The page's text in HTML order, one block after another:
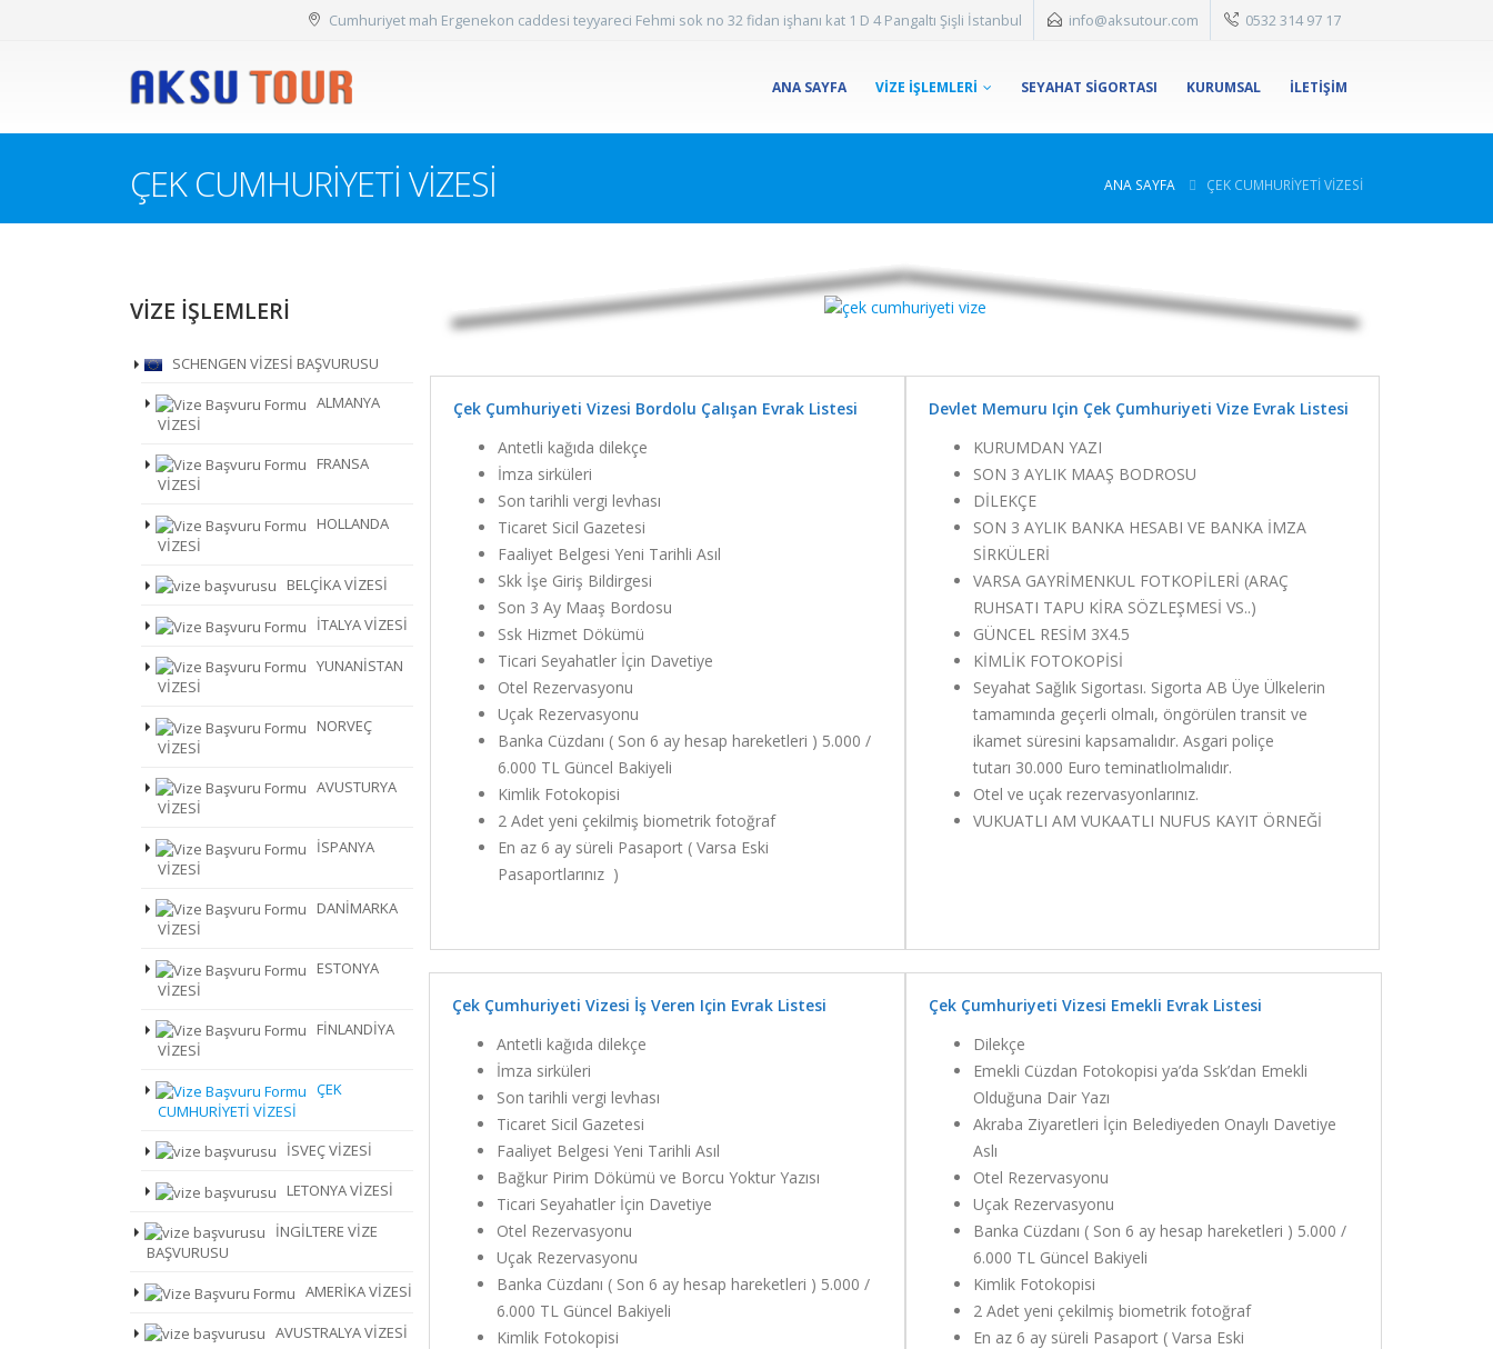
Cumhuriyet mah Ergenekon caddesi teyyareci Fehmi sok no 32 fidan işhanı kat 1 D 4 Pangaltı Şişli İstanbul info@aksutour.com 0532 314 97 17
ANA SAYFA VİZE İŞLEMLERİ SEYAHAT SİGORTASI KURUMSAL İLETİŞİM
ÇEK CUMHURİYETİ VİZESİ ANA SAYFA ÇEK CUMHURİYETİ VİZESİ
Çek Çumhuriyeti Vizesi Bordolu Çalışan Evrak Listesi
Antetli kağıda dilekçe
İmza sirküleri
Son tarihli vergi levhası
Ticaret Sicil Gazetesi
Faaliyet Belgesi Yeni Tarihli Asıl
Skk İşe Giriş Bildirgesi
Son 3 Ay Maaş Bordosu
Ssk Hizmet Dökümü
Ticari Seyahatler İçin Davetiye
Otel Rezervasyonu
Uçak Rezervasyonu
Banka Cüzdanı ( Son 6 ay hesap hareketleri ) 5.000 /
6.000 TL Güncel Bakiyeli
Kimlik Fotokopisi
2 Adet yeni çekilmiş biometrik fotoğraf
En az 6 ay süreli Pasaport ( Varsa Eski
Pasaportlarınız )
Devlet Memuru Için Çek Çumhuriyeti Vize Evrak Listesi
KURUMDAN YAZI
SON 3 AYLIK MAAŞ BODROSU
DİLEKÇE
SON 3 AYLIK BANKA HESABI VE BANKA İMZA
SİRKÜLERİ
VARSA GAYRİMENKUL FOTKOPİLERİ (ARAÇ
RUHSATI TAPU KİRA SÖZLEŞMESİ VS..)
GÜNCEL RESİM 3X4.5
KİMLİK FOTOKOPİSİ
Seyahat Sağlık Sigortası. Sigorta AB Üye Ülkelerin
tamamında geçerli olmalı, öngörülen transit ve
ikamet süresini kapsamalıdır. Asgari poliçe
tutarı 30.000 Euro teminatlıolmalıdır.
Otel ve uçak rezervasyonlarınız.
VUKUATLI AM VUKAATLI NUFUS KAYIT ÖRNEĞİ
Çek Çumhuriyeti Vizesi İş Veren Için Evrak Listesi
Antetli kağıda dilekçe
İmza sirküleri
Son tarihli vergi levhası
Ticaret Sicil Gazetesi
Faaliyet Belgesi Yeni Tarihli Asıl
Bağkur Pirim Dökümü ve Borcu Yoktur Yazısı
Ticari Seyahatler İçin Davetiye
Otel Rezervasyonu
Uçak Rezervasyonu
Banka Cüzdanı ( Son 6 ay hesap hareketleri ) 5.000 /
6.000 TL Güncel Bakiyeli
Kimlik Fotokopisi
Çek Çumhuriyeti Vizesi Emekli Evrak Listesi
Dilekçe
Emekli Cüzdan Fotokopisi ya’da Ssk’dan Emekli
Olduğuna Dair Yazı
Akraba Ziyaretleri İçin Belediyeden Onaylı Davetiye
Aslı
Otel Rezervasyonu
Uçak Rezervasyonu
Banka Cüzdanı ( Son 6 ay hesap hareketleri ) 5.000 /
6.000 TL Güncel Bakiyeli
Kimlik Fotokopisi
2 Adet yeni çekilmiş biometrik fotoğraf
En az 6 ay süreli Pasaport ( Varsa Eski
VİZE İŞLEMLERİ
SCHENGEN VİZESİ BAŞVURUSU
ALMANYA
VİZESİ
FRANSA
VİZESİ
HOLLANDA
VİZESİ
BELÇİKA VİZESİ
İTALYA VİZESİ
YUNANİSTAN
VİZESİ
NORVEÇ
VİZESİ
AVUSTURYA
VİZESİ
İSPANYA
VİZESİ
DANİMARKA
VİZESİ
ESTONYA
VİZESİ
FİNLANDİYA
VİZESİ
ÇEK
CUMHURİYETİ VİZESİ
İSVEÇ VİZESİ
LETONYA VİZESİ
İNGİLTERE VİZE
BAŞVURUSU
AMERİKA VİZESİ
AVUSTRALYA VİZESİ